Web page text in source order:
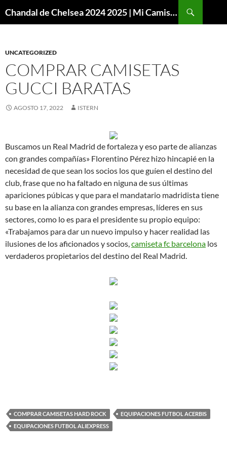
Chandal de Chelsea 2024 2025 | Mi Camiseta Futbol
UNCATEGORIZED
COMPRAR CAMISETAS
GUCCI BARATAS
AGOSTO 17, 2022 ISTERN
Buscamos un Real Madrid de fortaleza y eso parte de alianzas
con grandes compañías» Florentino Pérez hizo hincapié en la
necesidad de que sean los socios los que guíen el destino del
club, frase que no ha faltado en niguna de sus últimas
apariciones púbicas y que para el mandatario madridista tiene
su base en la alianza con grandes empresas, líderes en sus
sectores, como lo es para el presidente su propio equipo:
«Trabajamos para dar un nuevo impulso y hacer realidad las
ilusiones de los aficionados y socios,camiseta fc barcelona los
verdaderos propietarios del destino del Real Madrid.
COMPRAR CAMISETAS HARD ROCK
EQUIPACIONES FUTBOL ACERBIS
EQUIPACIONES FUTBOL ALIEXPRESS